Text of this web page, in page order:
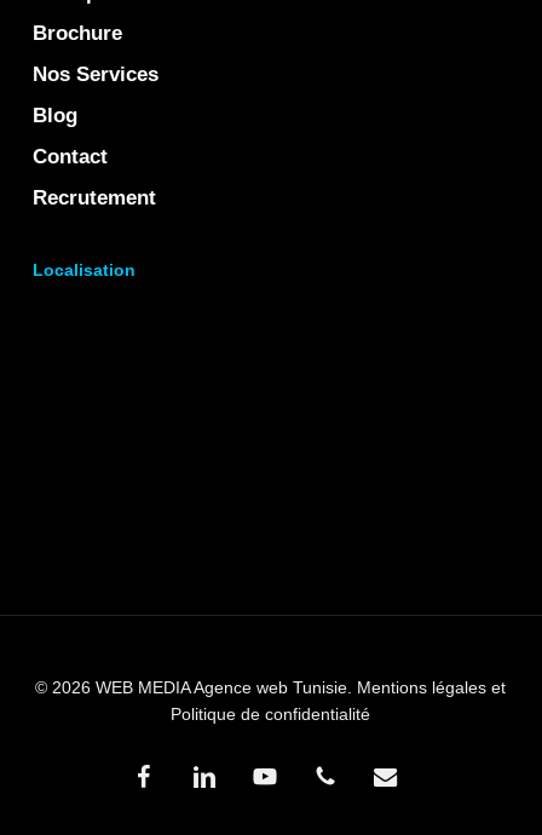
Brochure
Nos Services
Blog
Contact
Recrutement
Localisation
© 2026 WEB MEDIA Agence web Tunisie. Mentions légales et
Politique de confidentialité
facebooklinkedin youtube phone email